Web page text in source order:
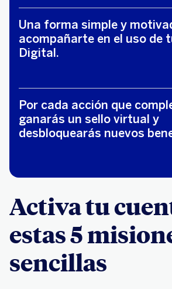
Una forma simple y
acompañarte en el uso de
Digital.
Por cada acción que
ganarás un sello virtual y
desbloquearás nuevos
Activa tu
estas 5
sencillas